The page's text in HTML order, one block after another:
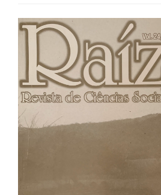
Barra
lateral
de
artigos